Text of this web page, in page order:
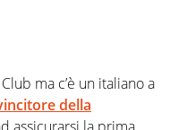
ma c’è un italiano a
della